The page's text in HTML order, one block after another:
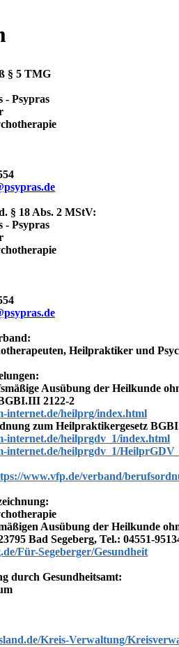
§ 5 TMG
- Psypras
§ 18 Abs. 2 MStV:
- Psypras
Heilpraktiker und
Ausübung der Heilkunde
2122-2
internet.de/heilprg/index.html
zum Heilpraktikergesetz
internet.de/heilprgdv_1/index.html
internet.de/heilprgdv_1/
www.vfp.de/verband/
Ausübung der Heilkunde
Bad Segeberg, Tel.: 04551-
Für-Segeberger/Gesundheit
durch Gesundheitsamt:
Kreis-Verwaltung/